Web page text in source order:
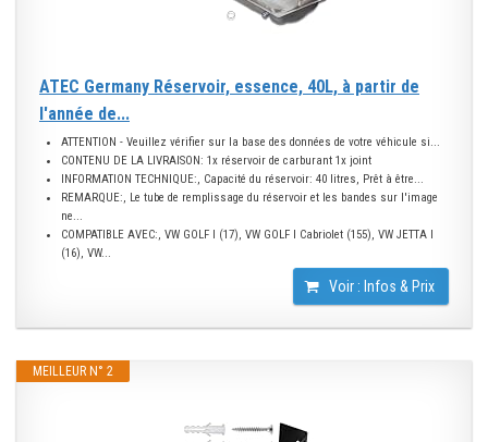
ATEC Germany Réservoir, essence, 40L, à partir de
l'année de...
ATTENTION - Veuillez vérifier sur la base des données de votre véhicule si...
CONTENU DE LA LIVRAISON: 1x réservoir de carburant 1x joint
INFORMATION TECHNIQUE:, Capacité du réservoir: 40 litres, Prêt à être...
REMARQUE:, Le tube de remplissage du réservoir et les bandes sur l'image
ne...
COMPATIBLE AVEC:, VW GOLF I (17), VW GOLF I Cabriolet (155), VW JETTA I
(16), VW...
Voir : Infos & Prix
MEILLEUR N° 2